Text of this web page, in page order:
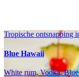
Tropische ontsnapping
Blue Hawaii
White rum, Vodka,